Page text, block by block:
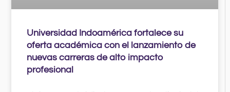
Universidad Indoamérica fortalece su
oferta académica con el lanzamiento de
nuevas carreras de alto impacto
profesional